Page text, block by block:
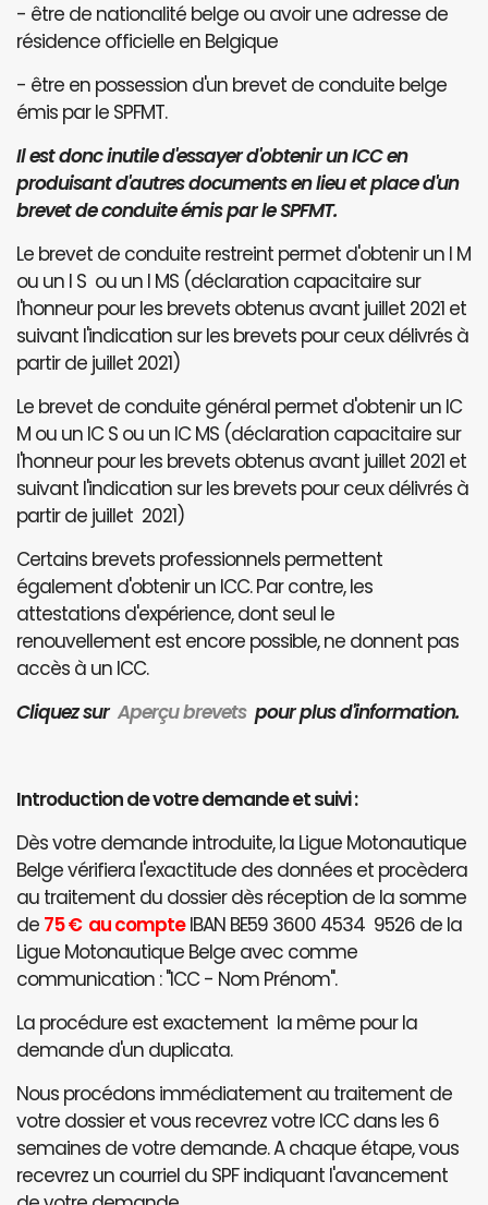
- être de nationalité belge ou avoir une adresse de
résidence officielle en Belgique
- être en possession d'un brevet de conduite belge
émis par le SPFMT.
Il est donc inutile d'essayer d'obtenir un ICC en
produisant d'autres documents en lieu et place d'un
brevet de conduite émis par le SPFMT.
Le brevet de conduite restreint permet d'obtenir un I M
ou un I S ou un I MS (déclaration capacitaire sur
l'honneur pour les brevets obtenus avant juillet 2021 et
suivant l'indication sur les brevets pour ceux délivrés à
partir de juillet 2021)
Le brevet de conduite général permet d'obtenir un IC
M ou un IC S ou un IC MS (déclaration capacitaire sur
l'honneur pour les brevets obtenus avant juillet 2021 et
suivant l'indication sur les brevets pour ceux délivrés à
partir de juillet 2021)
Certains brevets professionnels permettent
également d'obtenir un ICC. Par contre, les
attestations d'expérience, dont seul le
renouvellement est encore possible, ne donnent pas
accès à un ICC.
Cliquez surAperçu brevets pour plus d'information.
Introduction de votre demande et suivi :
Dès votre demande introduite, la Ligue Motonautique
Belge vérifiera l'exactitude des données et procèdera
au traitement du dossier dès réception de la somme
de 75 € au compteIBAN BE59 3600 4534 9526 de la
Ligue Motonautique Belge avec comme
communication : "ICC - Nom Prénom".
La procédure est exactement la même pour la
demande d'un duplicata.
Nous procédons immédiatement au traitement de
votre dossier et vous recevrez votre ICC dans les 6
semaines de votre demande. A chaque étape, vous
recevrez un courriel du SPF indiquant l'avancement